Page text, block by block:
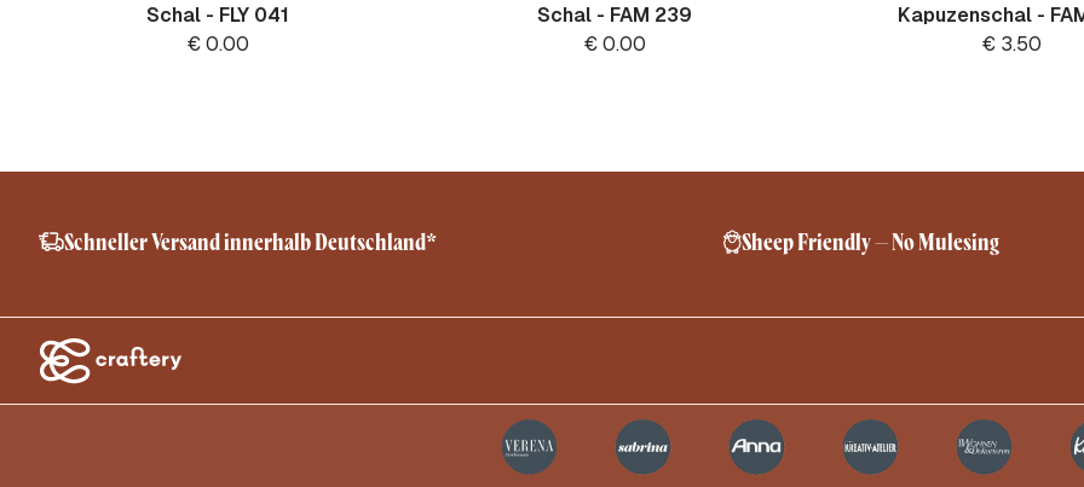
Schal - FLY 041
€0.00
Schal - FAM 239
€0.00
Kapuzenschal -
€ 3.50
Schneller Versand innerhalb Deutschland* Sheep Friendly – No Mulesing